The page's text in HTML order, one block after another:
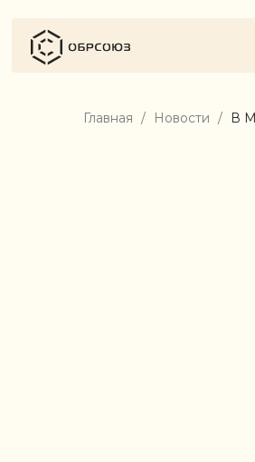
Главная Новости В